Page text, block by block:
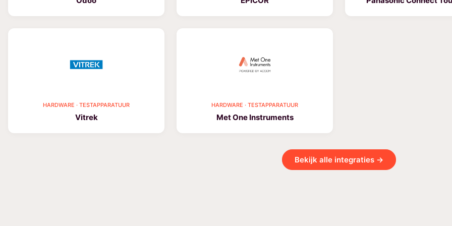
HARDWARE · TESTAPPARATUUR
Vitrek
HARDWARE · TESTAPPARATUUR
Met One Instruments
Bekijk alle integraties →